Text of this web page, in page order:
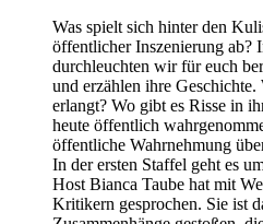
Was spielt sich hinter den
öffentlicher Inszenierung ab?
durchleuchten wir für euch
und erzählen ihre
erlangt? Wo gibt es Risse in
heute öffentlich
öffentliche Wahrnehmung
In der ersten Staffel geht es
Host Bianca Taube hat mit
Kritikern gesprochen. Sie ist